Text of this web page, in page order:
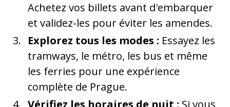
Achetez vos billets avant d'embarquer
et validez-les pour éviter les amendes.
Explorez tous les modes : Essayez les
tramways, le métro, les bus et même
les ferries pour une expérience
complète de Prague.